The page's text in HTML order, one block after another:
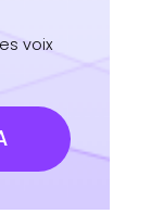
voix